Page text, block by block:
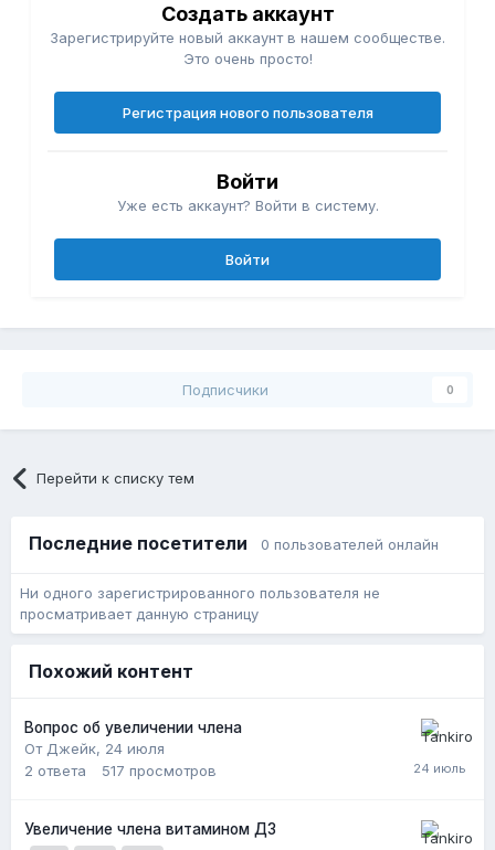
Создать аккаунт
Зарегистрируйте новый аккаунт в нашем сообществе.
Это очень просто!
Регистрация нового пользователя
Войти
Уже есть аккаунт? Войти в систему.
Войти
Подписчики 0
Перейти к списку тем
Последние посетители 0 пользователей онлайн
Ни одного зарегистрированного пользователя не
просматривает данную страницу
Похожий контент
Вопрос об увеличении члена
От Джейк, 24 июля
2 ответа 517 просмотров
Увеличение члена витамином Д3